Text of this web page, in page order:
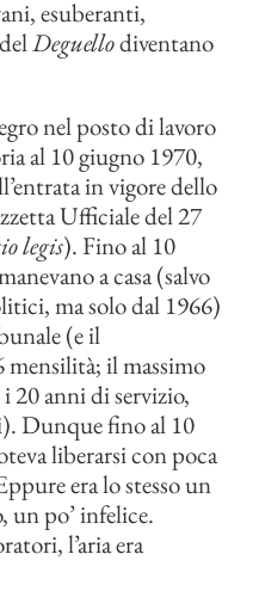
esuberanti,
Deguellodiventano
nel posto di lavoro
al 10 giugno 1970,
in vigore dello
Ufficiale del 27
legis). Fino al 10
a casa (salvo
ma solo dal 1966)
(e il
mensilità; il massimo
20 anni di servizio,
Dunque fino al 10
liberarsi con poca
era lo stesso un
un po’ infelice.
l’aria era